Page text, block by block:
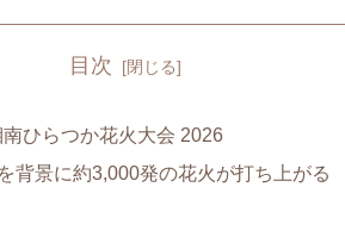
目次
ひらつか花火大会 2026
背景に約3,000発の花火が打ち上がる